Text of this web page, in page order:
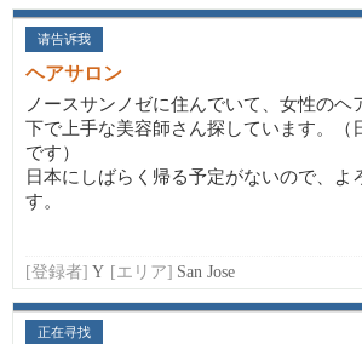
请告诉我
ヘアサロン
ノースサンノゼに住んでいて、女性のヘ
下で上手な美容師さん探しています。（
です）
日本にしばらく帰る予定がないので、よ
す。
[登録者] Y [エリア] San Jose
正在寻找